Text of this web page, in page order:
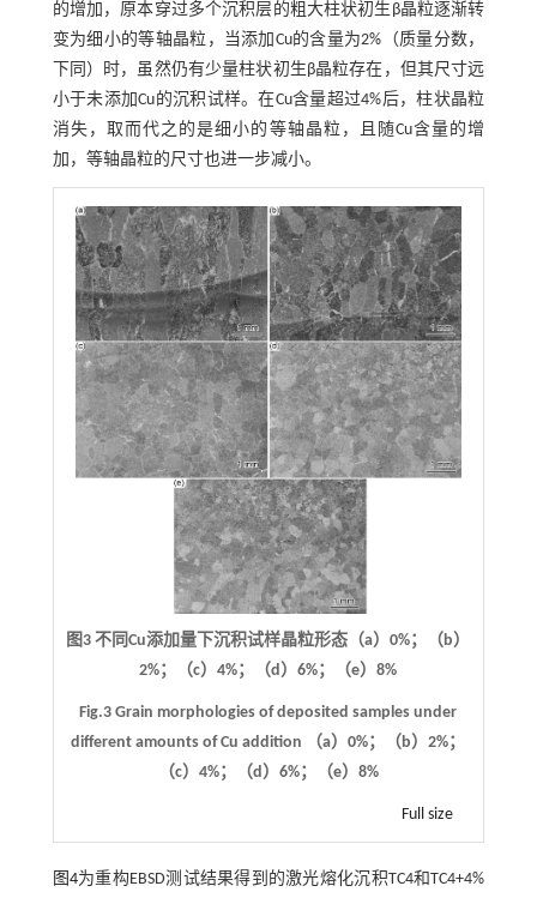
的增加，原本穿过多个沉积层的粗大柱状初生β晶粒逐渐转
变为细小的等轴晶粒，当添加Cu的含量为2%（质量分数，
下同）时，虽然仍有少量柱状初生β晶粒存在，但其尺寸远
小于未添加Cu的沉积试样。在Cu含量超过4%后，柱状晶粒
消失，取而代之的是细小的等轴晶粒，且随Cu含量的增
加，等轴晶粒的尺寸也进一步减小。
图3 不同Cu添加量下沉积试样晶粒形态（a）0%；（b）
2%；（c）4%；（d）6%；（e）8%
Fig.3 Grain morphologies of deposited samples under
different amounts of Cu addition （a）0%；（b）2%；
（c）4%；（d）6%；（e）8%
Full size
图4为重构EBSD测试结果得到的激光熔化沉积TC4和TC4+4%